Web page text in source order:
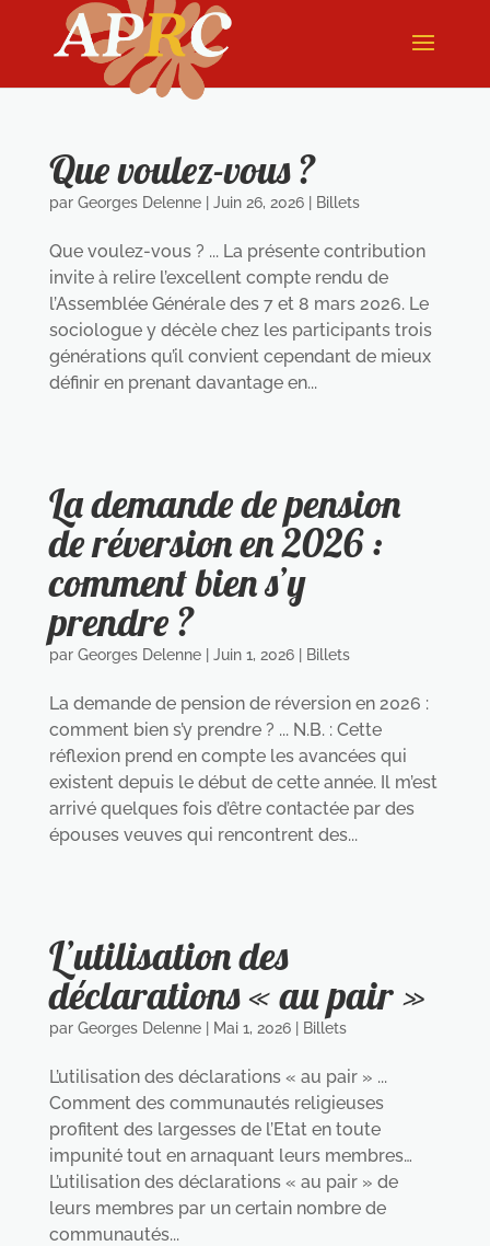
Que voulez-vous ?
par Georges Delenne| Juin 26, 2026| Billets
Que voulez-vous ? ... La présente contribution
invite à relire l’excellent compte rendu de
l’Assemblée Générale des 7 et 8 mars 2026. Le
sociologue y décèle chez les participants trois
générations qu’il convient cependant de mieux
définir en prenant davantage en...
La demande de pension
de réversion en 2026 :
comment bien s’y
prendre ?
par Georges Delenne| Juin 1, 2026| Billets
La demande de pension de réversion en 2026 :
comment bien s’y prendre ? ... N.B. : Cette
réflexion prend en compte les avancées qui
existent depuis le début de cette année. Il m’est
arrivé quelques fois d’être contactée par des
épouses veuves qui rencontrent des...
L’utilisation des
déclarations « au pair »
par Georges Delenne| Mai 1, 2026| Billets
L’utilisation des déclarations « au pair » ...
Comment des communautés religieuses
profitent des largesses de l’Etat en toute
impunité tout en arnaquant leurs membres…
L’utilisation des déclarations « au pair » de
leurs membres par un certain nombre de
communautés...